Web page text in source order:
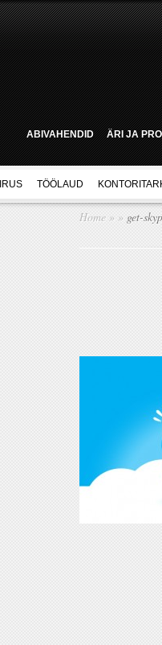
ABIVAHENDID ÄRI JA
TÖÖLAUD
Home » » get-